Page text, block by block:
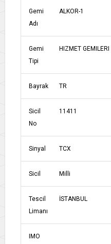
Gemi
Adı
ALKOR-1
Gemi
Tipi
HIZMET GEMILERI
Bayrak TR
Sicil
No
11411
Sinyal TCX
Sicil Milli
Tescil
Limanı
İSTANBUL
IMO